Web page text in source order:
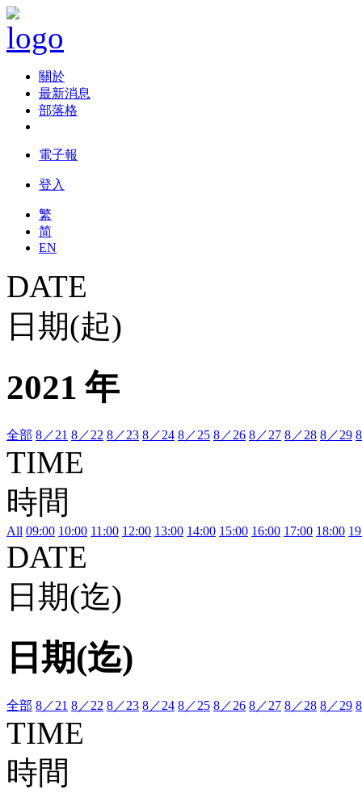
關於
最新消息
部落格
電子報
登入
繁
简
EN
DATE
日期(起)
2021 年
全部 8／21 8／22 8／23 8／24 8／25 8／26 8／27 8／28 8／29
TIME
時間
All 09:00 10:00 11:00 12:00 13:00 14:00 15:00 16:00 17:00 18:00
DATE
日期(迄)
日期(迄)
全部 8／21 8／22 8／23 8／24 8／25 8／26 8／27 8／28 8／29
TIME
時間